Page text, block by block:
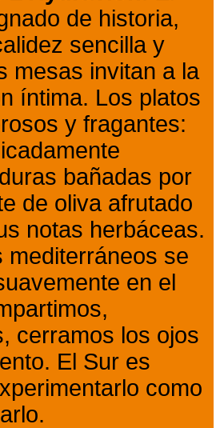
de historia,
sencilla y
mesas invitan a la
íntima. Los platos
y fragantes:
bañadas por
de oliva afrutado
notas herbáceas.
mediterráneos se
en el
cerramos los ojos
El Sur es
como